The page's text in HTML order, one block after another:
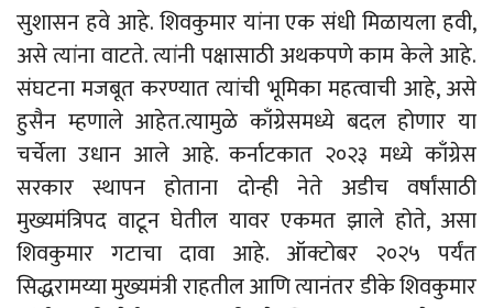
सुशासन हवे आहे. शिवकुमार यांना एक संधी मिळायला हवी,
असे त्यांना वाटते. त्यांनी पक्षासाठी अथकपणे काम केले आहे.
संघटना मजबूत करण्यात त्यांची भूमिका महत्वाची आहे, असे
हुसैन म्हणाले आहेत.त्यामुळे काँग्रेसमध्ये बदल होणार या
चर्चेला उधान आले आहे. कर्नाटकात २०२३ मध्ये काँग्रेस
सरकार स्थापन होताना दोन्ही नेते अडीच वर्षांसाठी
मुख्यमंत्रिपद वाटून घेतील यावर एकमत झाले होते, असा
शिवकुमार गटाचा दावा आहे. ऑक्टोबर २०२५ पर्यंत
सिद्धरामय्या मुख्यमंत्री राहतील आणि त्यानंतर डीके शिवकुमार